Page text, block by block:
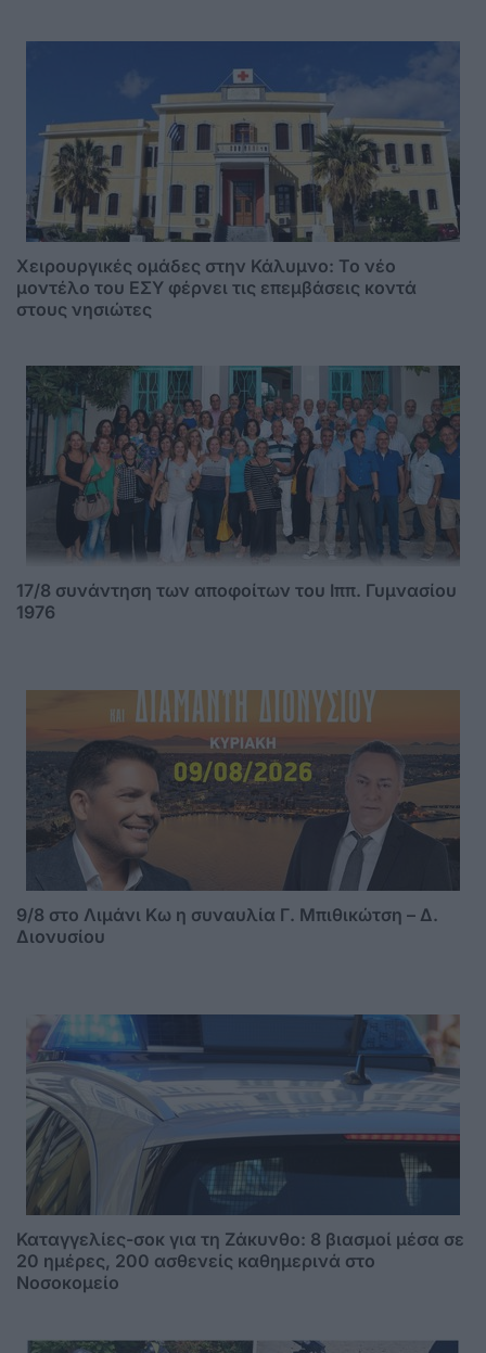
Χειρουργικές ομάδες στην Κάλυμνο: Το νέο
μοντέλο του ΕΣΥ φέρνει τις επεμβάσεις κοντά
στους νησιώτες
17/8 συνάντηση των αποφοίτων του Ιππ. Γυμνασίου
1976
9/8 στο Λιμάνι Κω η συναυλία Γ. Μπιθικώτση – Δ.
Διονυσίου
Καταγγελίες-σοκ για τη Ζάκυνθο: 8 βιασμοί μέσα σε
20 ημέρες, 200 ασθενείς καθημερινά στο
Νοσοκομείο